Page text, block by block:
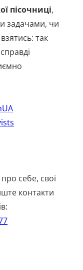
пісочниці,
задачами, чи
так
себе, свої
контакти